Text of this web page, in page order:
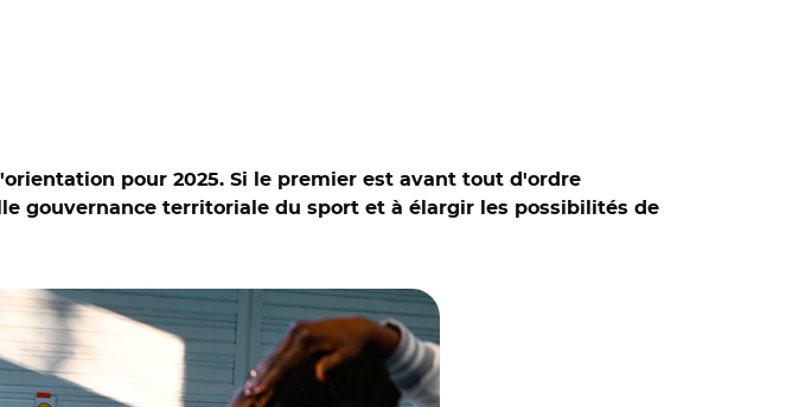
pour 2025. Si le premier est avant tout d'ordre
gouvernance territoriale du sport et à élargir les possibilités de